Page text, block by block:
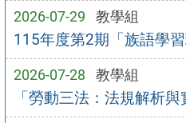
2026-07-29 教學組
115年度第2期「族語學
2026-07-28 教學組
「勞動三法：法規解析